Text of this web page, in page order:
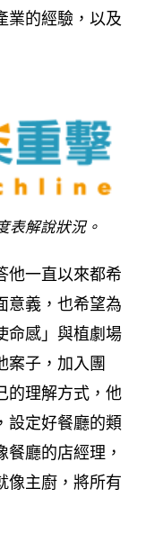
業的經驗，以及
表解說狀況。
他一直以來都希
意義，也希望為
命感」與植劇場
案子，加入團
的理解方式，他
設定好餐廳的類
廳的店經理，
像主廚，將所有